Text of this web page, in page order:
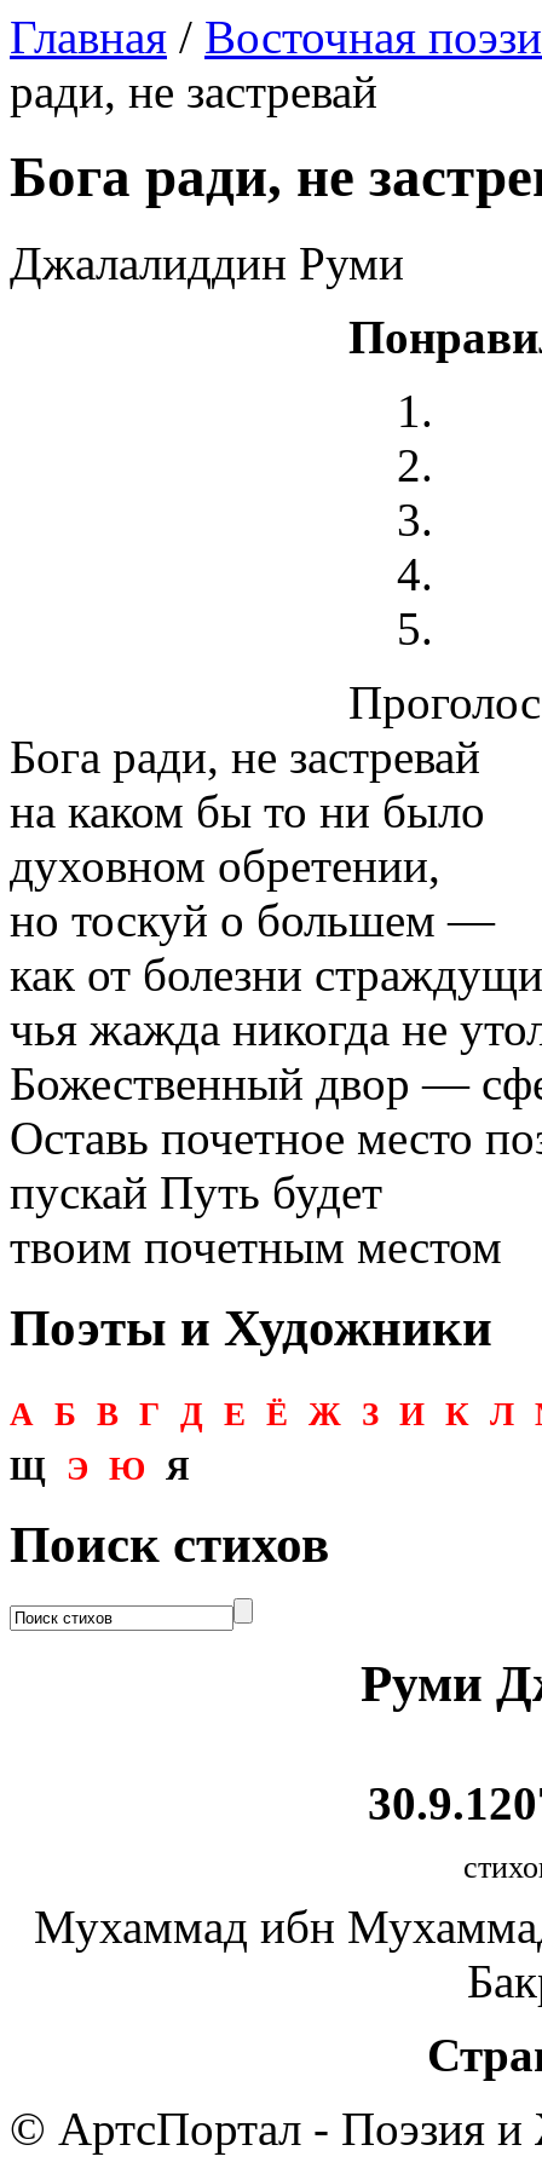
Главная / Восточная
ради, не застревай
Бога ради, не
Джалалиддин Руми
Бога ради, не застревай
на каком бы то ни было
духовном обретении,
но тоскуй о большем —
как от болезни
чья жажда никогда не
Божественный двор —
Оставь почетное место
пускай Путь будет
твоим почетным местом
Поэты и Художники
А Б В Г Д Е Ё Ж З И К Л
Щ
Э Ю Я
Поиск стихов
Руми
Мухаммад ибн
© АртсПортал - Поэзия